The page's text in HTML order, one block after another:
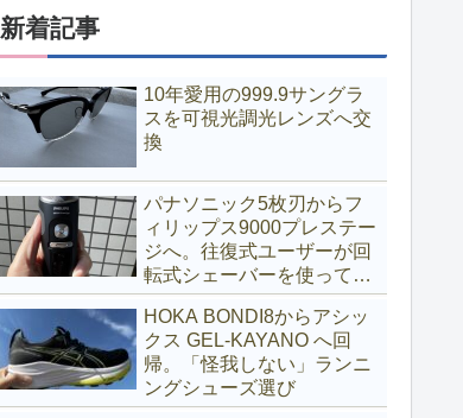
新着記事
10年愛用の999.9サングラ
スを可視光調光レンズへ交
換
パナソニック5枚刃からフ
ィリップス9000プレステー
ジへ。往復式ユーザーが回
転式シェーバーを使ってみ
る
HOKA BONDI8からアシッ
クス GEL-KAYANO へ回
帰。「怪我しない」ランニ
ングシューズ選び